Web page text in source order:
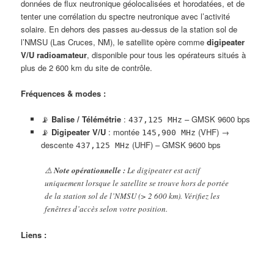
données de flux neutronique géolocalisées et horodatées, et de
tenter une corrélation du spectre neutronique avec l’activité
solaire. En dehors des passes au-dessus de la station sol de
l’NMSU (Las Cruces, NM), le satellite opère commedigipeater
V/U radioamateur, disponible pour tous les opérateurs situés à
plus de 2 600 km du site de contrôle.
Fréquences & modes :
📡 Balise / Télémétrie: 437,125 MHz – GMSK 9600 bps
📡 Digipeater V/U: montée 145,900 MHz (VHF) →
descente 437,125 MHz (UHF) – GMSK 9600 bps
⚠️Note opérationnelle :Le digipeater est actif
uniquement lorsque le satellite se trouve hors de portée
de la station sol de l’NMSU (> 2 600 km). Vérifiez les
fenêtres d’accès selon votre position.
Liens :